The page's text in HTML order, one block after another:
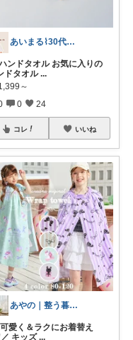
あいまる⌇30代ワーママの暮らしと育児
ンドタオル お気に入りの
ドタオル ...
～
0 24
コレ いいね
あやの｜整う暮らしROOM
愛く＆ラクにお着替え
キッズ...